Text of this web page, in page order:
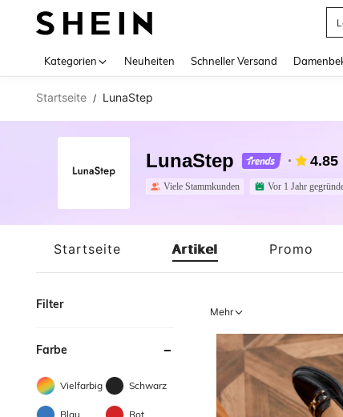
Kategorien Neuheiten Schneller Versand
Startseite / LunaStep
LunaStep 4.85
Viele Stammkunden Vor 1 Jahr
Startseite Artikel Promo
Filter
Farbe
Vielfarbig Schwarz
Blau Rot
Mehr